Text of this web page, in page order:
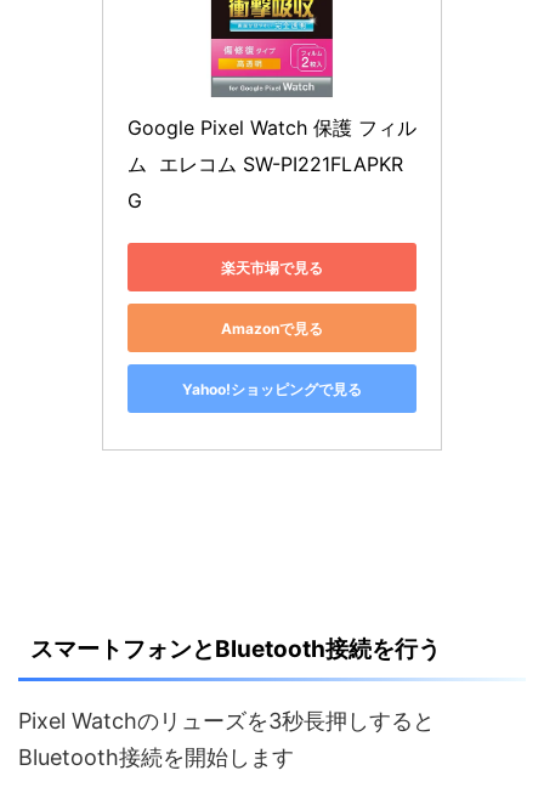
Google Pixel Watch 保護 フィル
ム  エレコム SW-PI221FLAPKR
G
楽天市場で見る
Amazonで見る
Yahoo!ショッピングで見る
スマートフォンとBluetooth接続を行う
Pixel Watchのリューズを3秒長押しすると
Bluetooth接続を開始します